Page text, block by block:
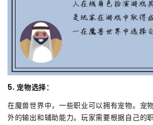
5. 宠物选择：
在魔兽世界中，一些职业可以拥有宠物。宠
外的输出和辅助能力。玩家需要根据自己的